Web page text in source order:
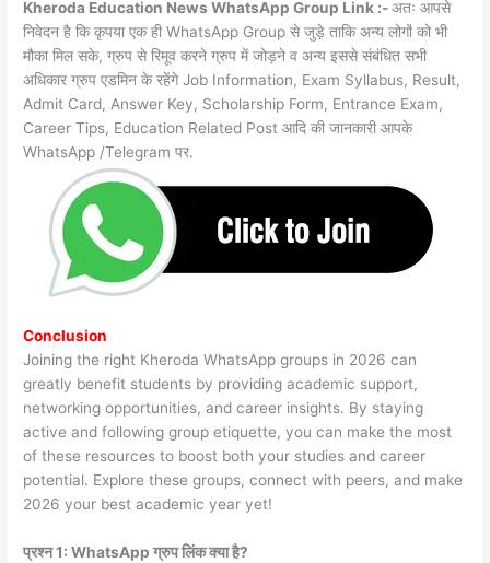
Kheroda Education News WhatsApp Group Link :-अतः आपसे
निवेदन है कि कृपया एक ही WhatsApp Group से जुड़े ताकि अन्य लोगों को भी
मौका मिल सके, ग्रुप से रिमूव करने ग्रुप में जोड़ने व अन्य इससे संबंधित सभी
अधिकार ग्रुप एडमिन के रहेंगे Job Information, Exam Syllabus, Result,
Admit Card, Answer Key, Scholarship Form, Entrance Exam,
Career Tips, Education Related Post आदि की जानकारी आपके
WhatsApp /Telegram पर.
Conclusion
Joining the right Kheroda WhatsApp groups in 2026 can
greatly benefit students by providing academic support,
networking opportunities, and career insights. By staying
active and following group etiquette, you can make the most
of these resources to boost both your studies and career
potential. Explore these groups, connect with peers, and make
2026 your best academic year yet!
प्रश्न 1: WhatsApp ग्रुप लिंक क्या है?